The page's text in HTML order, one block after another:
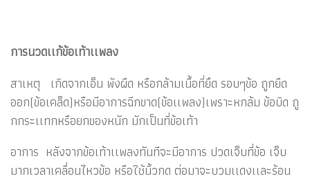
การนวดเเก้ข้อเท้าเเพลง
สาเหตุ เกิดจากเอ็น พังผืด หรือกล้ามเนื้อที่ยึด รอบๆข้อ ถูกยืด
ออก(ข้อเคล็ด)หรือมีอาการฉีกขาด(ข้อเเพลง)เพราะหกล้ม ข้อบิด ถู
กกระเเทกหรือยกของหนัก มักเป็นที่ข้อเท้า
อาการ หลังจากข้อเท้าเเพลงทันทีจะมีอาการ ปวดเจ็บที่ข้อ เจ็บ
มากเวลาเคลื่อนไหวข้อ หรือใช้นิ้วกด ต่อมาจะบวมเเดงเเละร้อน